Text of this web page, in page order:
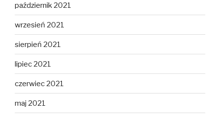
październik 2021
wrzesień 2021
sierpień 2021
lipiec 2021
czerwiec 2021
maj 2021